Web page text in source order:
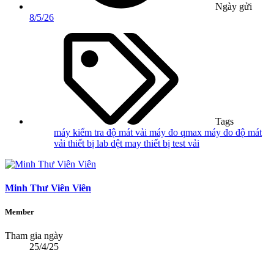
Ngày gửi
8/5/26
Tags
máy kiểm tra độ mát vải máy đo qmax máy đo độ mát
vải thiết bị lab dệt may thiết bị test vải
Minh Thư Viên Viên
Member
Tham gia ngày
25/4/25